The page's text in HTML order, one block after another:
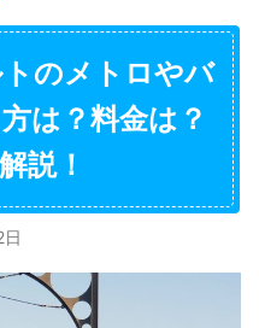
のメトロやバ
は？料金は？
説！